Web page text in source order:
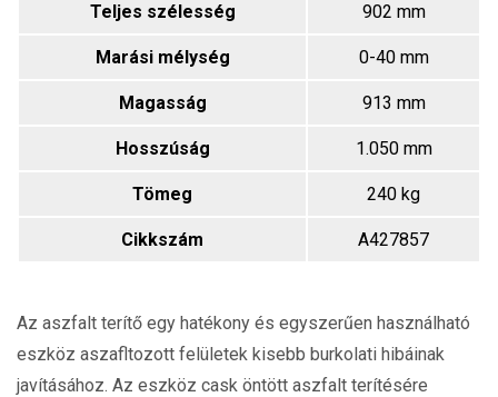
Teljes szélesség 902 mm
Marási mélység 0-40 mm
Magasság 913 mm
Hosszúság 1.050 mm
Tömeg 240 kg
Cikkszám A427857
Az aszfalt terítő egy hatékony és egyszerűen használható
eszköz aszafltozott felületek kisebb burkolati hibáinak
javításához. Az eszköz cask öntött aszfalt terítésére